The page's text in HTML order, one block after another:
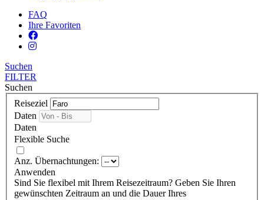
FAQ
Ihre Favoriten
Suchen
FILTER
Suchen
Reiseziel
Daten
Daten
Flexible Suche
Anz. Übernachtungen:
Anwenden
Sind Sie flexibel mit Ihrem Reisezeitraum? Geben Sie Ihren
gewünschten Zeitraum an und die Dauer Ihres